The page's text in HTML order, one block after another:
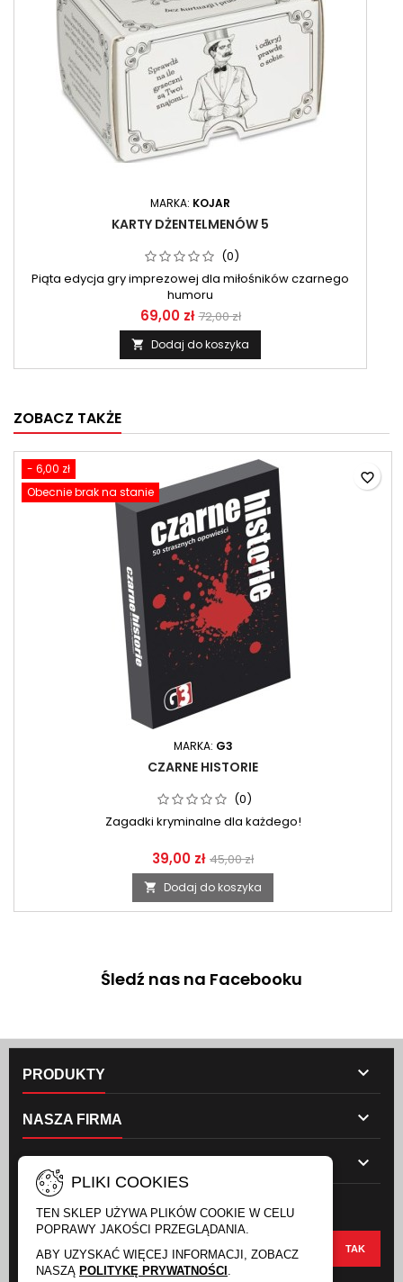
MARKA: KOJAR
KARTY DŻENTELMENÓW 5
(0)
Piąta edycja gry imprezowej dla miłośników czarnego
humoru
69,00 zł 72,00 zł
 Dodaj do koszyka
ZOBACZ TAKŻE
- 6,00 zł
Obecnie brak na stanie
MARKA: G3
CZARNE HISTORIE
(0)
Zagadki kryminalne dla każdego!
39,00 zł 45,00 zł
 Dodaj do koszyka
favorite_border
Śledź nas na Facebooku
PRODUKTY 
NASZA FIRMA 

PLIKI COOKIES
TEN SKLEP UŻYWA PLIKÓW COOKIE W CELU
POPRAWY JAKOŚCI PRZEGLĄDANIA.
ABY UZYSKAĆ WIĘCEJ INFORMACJI, ZOBACZ
NASZĄ POLITYKĘ PRYWATNOŚCI .
NEWSLETTER